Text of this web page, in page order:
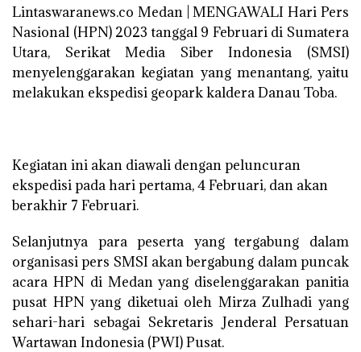
Lintaswaranews.co Medan | MENGAWALI Hari Pers
Nasional (HPN) 2023 tanggal 9 Februari di Sumatera
Utara, Serikat Media Siber Indonesia (SMSI)
menyelenggarakan kegiatan yang menantang, yaitu
melakukan ekspedisi geopark kaldera Danau Toba.
Kegiatan ini akan diawali dengan peluncuran
ekspedisi pada hari pertama, 4 Februari, dan akan
berakhir 7 Februari.
Selanjutnya para peserta yang tergabung dalam
organisasi pers SMSI akan bergabung dalam puncak
acara HPN di Medan yang diselenggarakan panitia
pusat HPN yang diketuai oleh Mirza Zulhadi yang
sehari-hari sebagai Sekretaris Jenderal Persatuan
Wartawan Indonesia (PWI) Pusat.